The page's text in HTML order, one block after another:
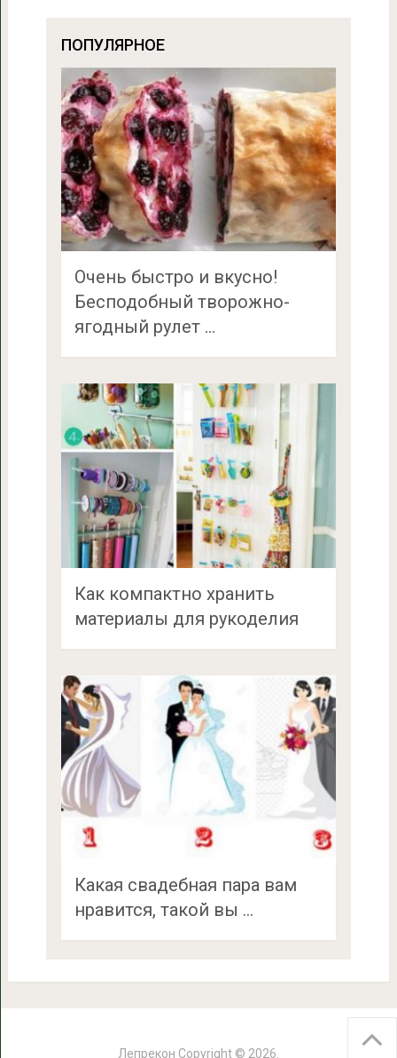
ПОПУЛЯРНОЕ
Очень быстро и вкусно!
Бесподобный творожно-
ягодный рулет …
Как компактно хранить
материалы для рукоделия
Какая свадебная пара вам
нравится, такой вы …
Лепрекон Copyright © 2026.